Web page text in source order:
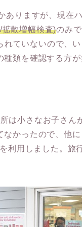
ありますが、現在
散増幅検査)のみ
ていないので、
類を確認する方が
は小さなお子さん
かったので、他
用しました。旅